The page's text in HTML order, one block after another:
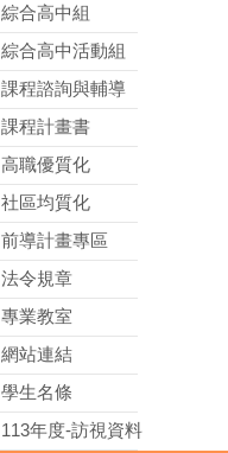
綜合高中組
綜合高中活動組
課程諮詢與輔導
課程計畫書
高職優質化
社區均質化
前導計畫專區
法令規章
專業教室
網站連結
學生名條
113年度-訪視資料